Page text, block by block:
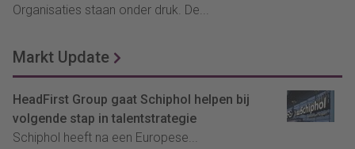
Organisaties staan onder druk. De...
Markt Update
HeadFirst Group gaat Schiphol helpen bij
volgende stap in talentstrategie
Schiphol heeft na een Europese...